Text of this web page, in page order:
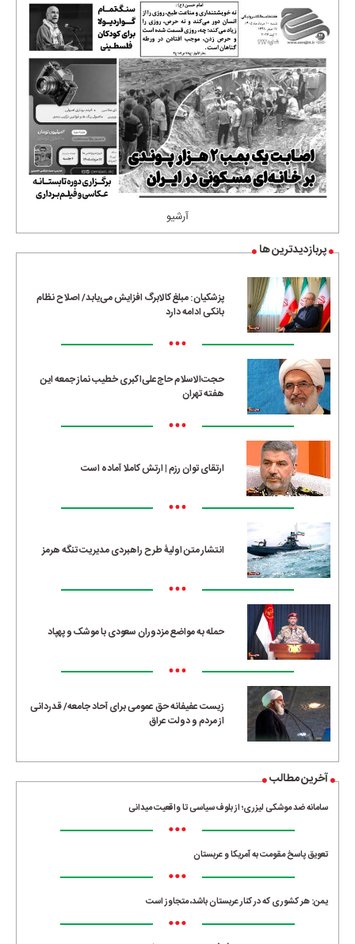
آرشیو
پربازدیدترین ها
پزشکیان: مبلغ کالابرگ افزایش می‌یابد/ اصلاح نظام
بانکی ادامه دارد
•••
حجت‌الاسلام حاج‌علی‌اکبری خطیب نماز جمعه این
هفته تهران
•••
ارتقای توان رزم | ارتش کاملا آماده است
•••
انتشار متن اولیۀ طرح راهبردی مدیریت تنگه هرمز
•••
حمله به مواضع مزدوران سعودی با موشک و پهپاد
•••
زیست عفیفانه حق عمومی برای آحاد جامعه/ قدردانی
از مردم و دولت عراق
آخرین مطالب
سامانه ضد موشکی لیزری؛ از بلوف سیاسی تا واقعیت میدانی
•••
تعویق پاسخ مقومت به آمریکا و عربستان
•••
یمن: هر کشوری که در کنار عربستان باشد، متجاوز است
•••